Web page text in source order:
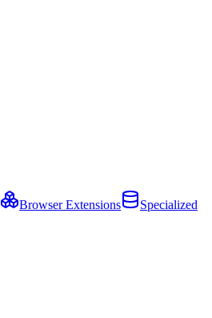
Browser Extensions Specialized